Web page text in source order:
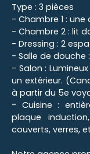
Type : 3 pièces
- Chambre 1 :
- Chambre 2 : lit
- Dressing : 2
- Salle de
- Salon :
un extérieur.
à partir du 5e
- Cuisine :
plaque
couverts, verres,